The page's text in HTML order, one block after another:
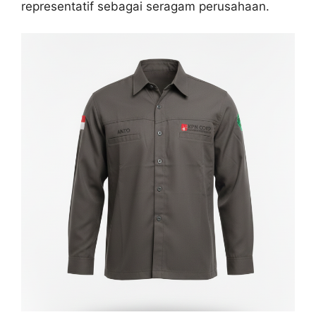
representatif sebagai seragam perusahaan.